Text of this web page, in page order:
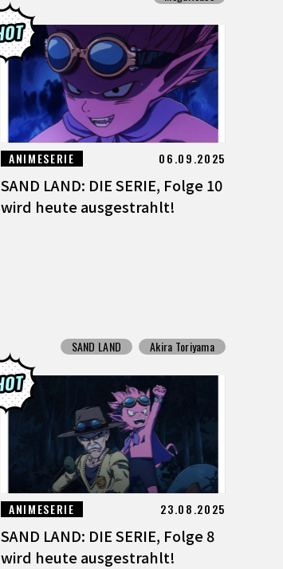
ANIMESERIE 06.09.2025
SAND LAND: DIE SERIE, Folge 10
wird heute ausgestrahlt!
SAND LAND Akira Toriyama
ANIMESERIE 23.08.2025
SAND LAND: DIE SERIE, Folge 8
wird heute ausgestrahlt!